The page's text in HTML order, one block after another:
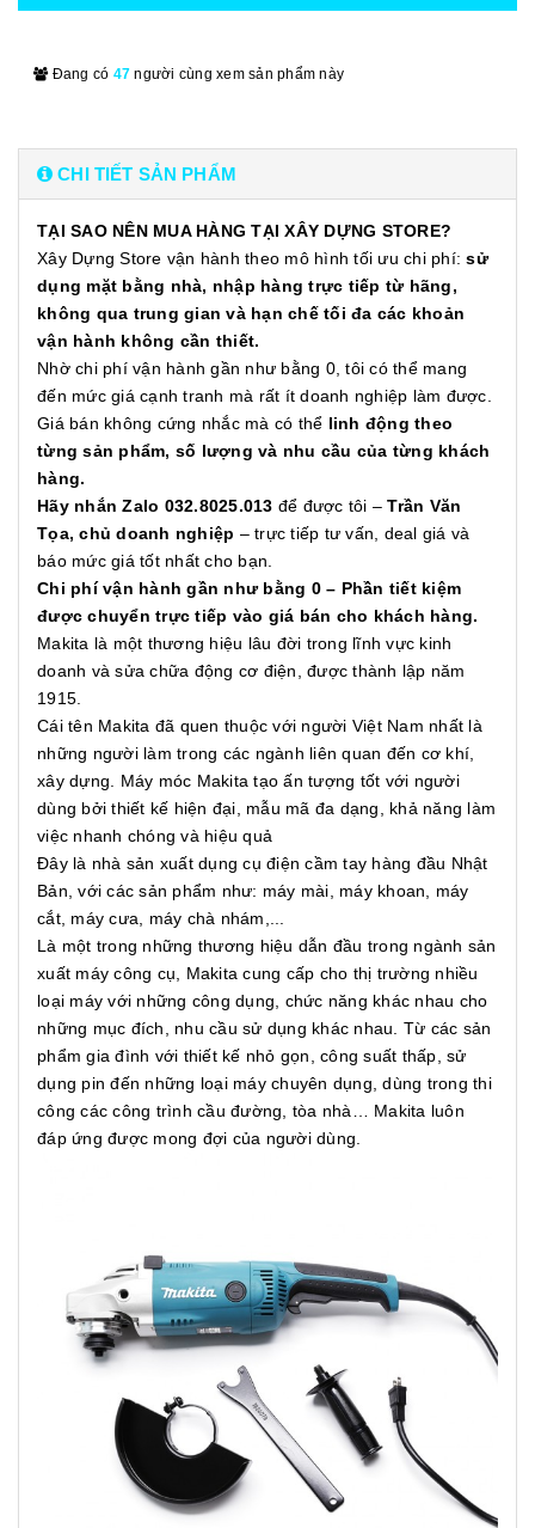
Đang có 47 người cùng xem sản phẩm này
CHI TIẾT SẢN PHẨM
TẠI SAO NÊN MUA HÀNG TẠI XÂY DỰNG STORE?
Xây Dựng Store vận hành theo mô hình tối ưu chi phí:sử
dụng mặt bằng nhà, nhập hàng trực tiếp từ hãng,
không qua trung gian và hạn chế tối đa các khoản
vận hành không cần thiết.
Nhờ chi phí vận hành gần như bằng 0, tôi có thể mang
đến mức giá cạnh tranh mà rất ít doanh nghiệp làm được.
Giá bán không cứng nhắc mà có thể linh động theo
từng sản phẩm, số lượng và nhu cầu của từng khách
hàng.
Hãy nhắn Zalo 032.8025.013 để được tôi –Trần Văn
Tọa, chủ doanh nghiệp – trực tiếp tư vấn, deal giá và
báo mức giá tốt nhất cho bạn.
Chi phí vận hành gần như bằng 0 – Phần tiết kiệm
được chuyển trực tiếp vào giá bán cho khách hàng.
Makita là một thương hiệu lâu đời trong lĩnh vực kinh
doanh và sửa chữa động cơ điện, được thành lập năm
1915.
Cái tên Makita đã quen thuộc với người Việt Nam nhất là
những người làm trong các ngành liên quan đến cơ khí,
xây dựng. Máy móc Makita tạo ấn tượng tốt với người
dùng bởi thiết kế hiện đại, mẫu mã đa dạng, khả năng làm
việc nhanh chóng và hiệu quả
Đây là nhà sản xuất dụng cụ điện cầm tay hàng đầu Nhật
Bản, với các sản phẩm như: máy mài, máy khoan, máy
cắt, máy cưa, máy chà nhám,...
Là một trong những thương hiệu dẫn đầu trong ngành sản
xuất máy công cụ, Makita cung cấp cho thị trường nhiều
loại máy với những công dụng, chức năng khác nhau cho
những mục đích, nhu cầu sử dụng khác nhau. Từ các sản
phẩm gia đình với thiết kế nhỏ gọn, công suất thấp, sử
dụng pin đến những loại máy chuyên dụng, dùng trong thi
công các công trình cầu đường, tòa nhà… Makita luôn
đáp ứng được mong đợi của người dùng.